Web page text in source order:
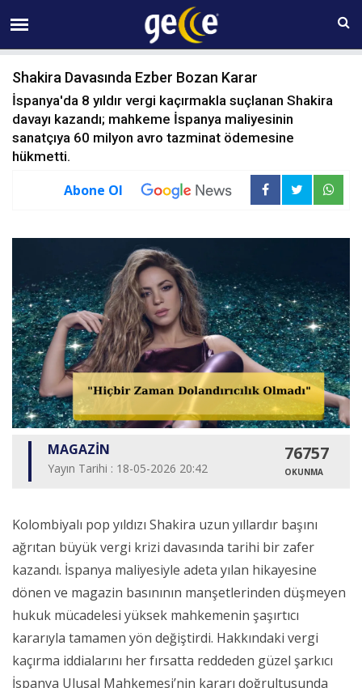
09 AĞUSTOS Pazar 07:22
Shakira Davasında Ezber Bozan Karar
İspanya'da 8 yıldır vergi kaçırmakla suçlanan Shakira
davayı kazandı; mahkeme İspanya maliyesinin
sanatçıya 60 milyon avro tazminat ödemesine
hükmetti.
Abone Ol
MAGAZİN
Yayın Tarihi : 18-05-2026 20:42
76757
OKUNMA
Kolombiyalı pop yıldızı Shakira uzun yıllardır başını
ağrıtan büyük vergi krizi davasında tarihi bir zafer
kazandı. İspanya maliyesiyle adeta yılan hikayesine
dönen ve magazin basınının manşetlerinden düşmeyen
hukuk mücadelesi yüksek mahkemenin şaşırtıcı
kararıyla tamamen yön değiştirdi. Hakkındaki vergi
kaçırma iddialarını her fırsatta reddeden güzel şarkıcı
İspanya Ulusal Mahkemesi’nin kararı doğrultusunda